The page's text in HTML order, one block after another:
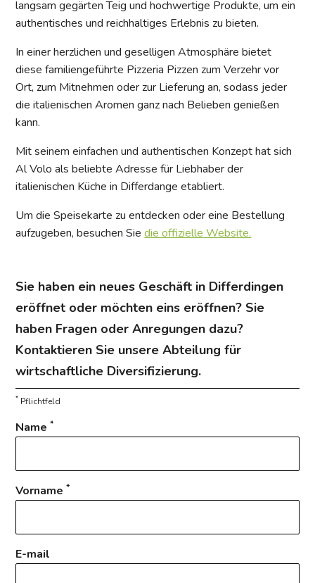
langsam gegärten Teig und hochwertige Produkte, um ein
authentisches und reichhaltiges Erlebnis zu bieten.
In einer herzlichen und geselligen Atmosphäre bietet
diese familiengeführte Pizzeria Pizzen zum Verzehr vor
Ort, zum Mitnehmen oder zur Lieferung an, sodass jeder
die italienischen Aromen ganz nach Belieben genießen
kann.
Mit seinem einfachen und authentischen Konzept hat sich
Al Volo als beliebte Adresse für Liebhaber der
italienischen Küche in Differdange etabliert.
Um die Speisekarte zu entdecken oder eine Bestellung
aufzugeben, besuchen Siedie offizielle Website.
Sie haben ein neues Geschäft in Differdingen
eröffnet oder möchten eins eröffnen? Sie
haben Fragen oder Anregungen dazu?
Kontaktieren Sie unsere Abteilung für
wirtschaftliche Diversifizierung.
* Pflichtfeld
Name*
Vorname*
E-mail